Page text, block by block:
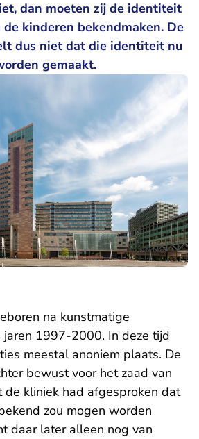
dan moeten zij de identiteit
kinderen bekendmaken. De
dus niet dat die identiteit nu
gemaakt.
na kunstmatige
jaren 1997-2000. In deze tijd
meestal anoniem plaats. De
bewust voor het zaad van
de kliniek had afgesproken dat
zou mogen worden
daar later alleen nog van